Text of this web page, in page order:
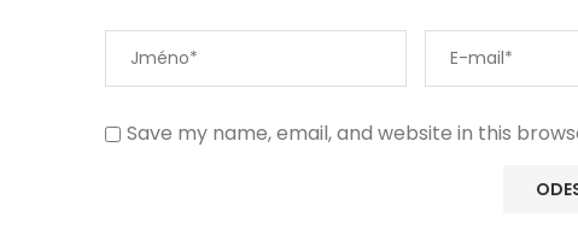
Save my name, email, and website in this